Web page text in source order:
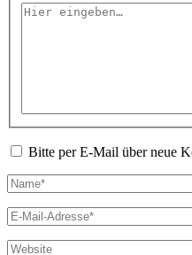
Hier
Bitte per E-Mail über neue
Name*
E-
Mail-
Adresse*
Website